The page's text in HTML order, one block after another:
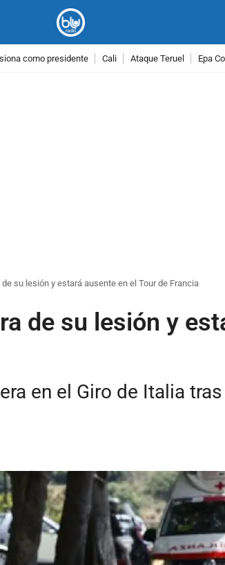
como presidente Cali Ataque Teruel Epa
su lesión y estará ausente en el Tour de Francia
de su lesión y
en el Giro de Italia